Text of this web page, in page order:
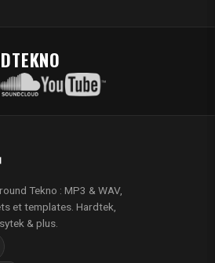
Tekno : MP3 & WAV,
et templates. Hardtek,
& plus.